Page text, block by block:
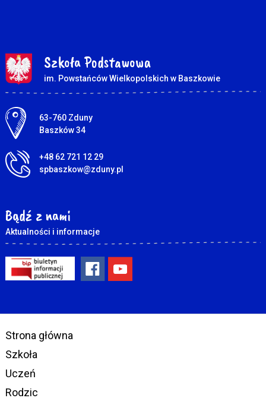
Szkoła Podstawowa
im. Powstańców Wielkopolskich w Baszkowie
Adres pocztowy:
63-760 Zduny
Baszków 34
+48 62 721 12 29
spbaszkow@zduny.pl
Bądź z nami
Aktualności i informacje
Strona główna
Szkoła
Uczeń
Rodzic